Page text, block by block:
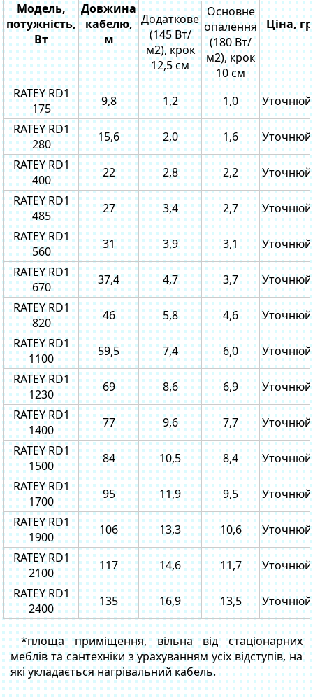
Модель,
потужність,
Вт
Довжина
кабелю,
м
Ціна,
Додаткове
(145 Вт/
м2), крок
12,5 см
Основне
опалення
(180 Вт/
м2), крок
10 см
RATEY RD1
175
9,8 1,2 1,0
RATEY RD1
280
15,6 2,0 1,6
RATEY RD1
400
22 2,8 2,2
RATEY RD1
485
27 3,4 2,7
RATEY RD1
560
31 3,9 3,1
RATEY RD1
670
37,4 4,7 3,7
RATEY RD1
820
46 5,8 4,6
RATEY RD1
1100
59,5 7,4 6,0
RATEY RD1
1230
69 8,6 6,9
RATEY RD1
1400
77 9,6 7,7
RATEY RD1
1500
84 10,5 8,4
RATEY RD1
1700
95 11,9 9,5
RATEY RD1
1900
106 13,3 10,6
RATEY RD1
2100
117 14,6 11,7
RATEY RD1
2400
135 16,9 13,5
*площа приміщення, вільна від стаціонарних
меблів та сантехніки з урахуванням усіх відступів, на
які укладається нагрівальний кабель.